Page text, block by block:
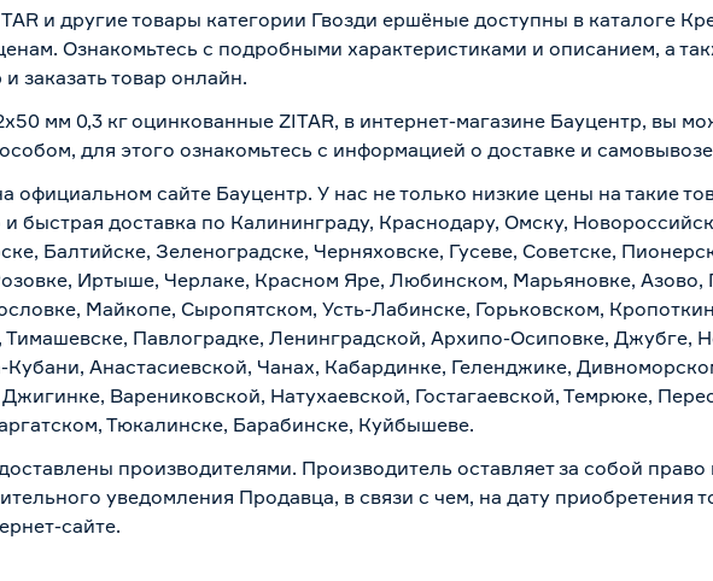
и другие товары категории Гвозди ершёные доступны в каталоге
Ознакомьтесь с подробными характеристиками и описанием, а
заказать товар онлайн.
мм 0,3 кг оцинкованные ZITAR, в интернет-магазине Бауцентр, вы
для этого ознакомьтесь с информацией о доставке и самовывозе
официальном сайте Бауцентр. У нас не только низкие цены на такие
быстрая доставка по Калининграду, Краснодару, Омску,
Балтийске, Зеленоградске, Черняховске, Гусеве, Советске,
Иртыше, Черлаке, Красном Яре, Любинском, Марьяновке, Азово,
Майкопе, Сыропятском, Усть-Лабинске, Горьковском,
Павлоградке, Ленинградской, Архипо-Осиповке, Джубге,
Анастасиевской, Чанах, Кабардинке, Геленджике,
Варениковской, Натухаевской, Гостагаевской, Темрюке,
Тюкалинске, Барабинске, Куйбышеве.
производителями. Производитель оставляет за собой право
уведомления Продавца, в связи с чем, на дату приобретения
сайте.